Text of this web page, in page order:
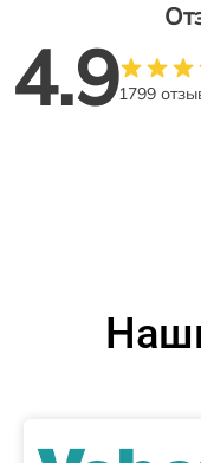
4.91799